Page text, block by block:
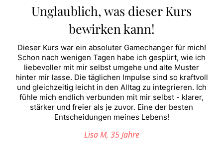
Unglaublich, was dieser Kurs
bewirken kann!
Dieser Kurs war ein absoluter Gamechanger für mich!
Schon nach wenigen Tagen habe ich gespürt, wie ich
liebevoller mit mir selbst umgehe und alte Muster
hinter mir lasse. Die täglichen Impulse sind so kraftvoll
und gleichzeitig leicht in den Alltag zu integrieren. Ich
fühle mich endlich verbunden mit mir selbst - klarer,
stärker und freier als je zuvor. Eine der besten
Entscheidungen meines Lebens!
Lisa M, 35 Jahre